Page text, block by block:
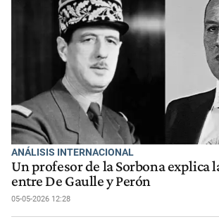
ANÁLISIS INTERNACIONAL
Un profesor de la Sorbona explica
entre De Gaulle y Perón
05-05-2026 12:28